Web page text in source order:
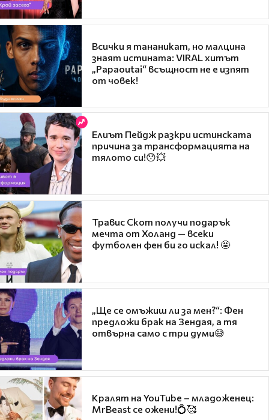
Всички я тананикат, но малцина
знаят истината: VIRAL хитът
„Papaoutai“ всъщност не е изпят
от човек!
Елиът Пейдж разкри истинската
причина за трансформацията на
тялото си!😯💥
Травис Скот получи подарък
мечта от Холанд — всеки
футболен фен би го искал! 🤩
„Ще се омъжиш ли за мен?“: Фен
предложи брак на Зендая, а тя
отвърна само с три думи😅
Кралят на YouTube – младоженец:
MrBeast се ожени!💍🥰